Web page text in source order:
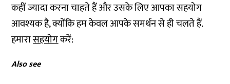
कहीं ज्यादा करना चाहते हैं और उसके लिए आपका सहयोग
आवश्यक है, क्योंकि हम केवल आपके समर्थन से ही चलते हैं.
हमारासहयोगकरें:
Also see